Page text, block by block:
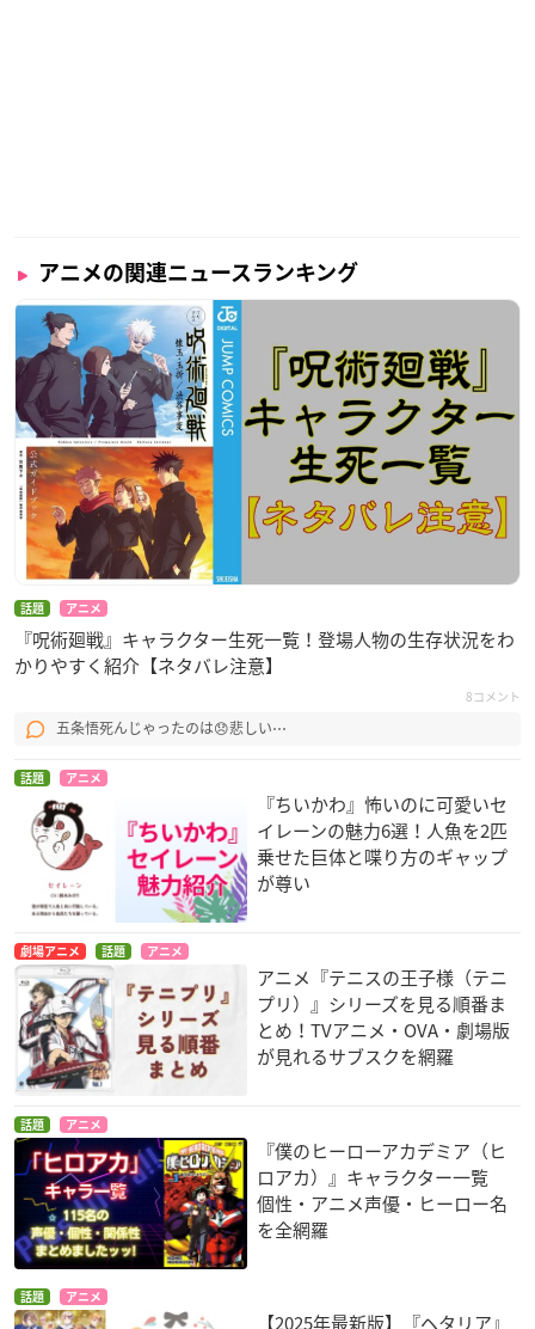
アニメの関連ニュースランキング
話題 アニメ
『呪術廻戦』キャラクター生死一覧！登場人物の生存状況をわ
かりやすく紹介【ネタバレ注意】
8コメント
五条悟死んじゃったのは😞悲しい⋯
話題 アニメ
『ちいかわ』怖いのに可愛いセ
イレーンの魅力6選！人魚を2匹
乗せた巨体と喋り方のギャップ
が尊い
劇場アニメ 話題 アニメ
アニメ『テニスの王子様（テニ
プリ）』シリーズを見る順番ま
とめ！TVアニメ・OVA・劇場版
が見れるサブスクを網羅
話題 アニメ
『僕のヒーローアカデミア（ヒ
ロアカ）』キャラクター一覧
個性・アニメ声優・ヒーロー名
を全網羅
話題 アニメ
【2025年最新版】『ヘタリア』